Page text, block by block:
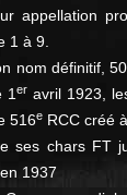
appellation
1 à 9.
nom définitif,
1 er avril 1923,
516e RCC créé
ses chars FT
1937